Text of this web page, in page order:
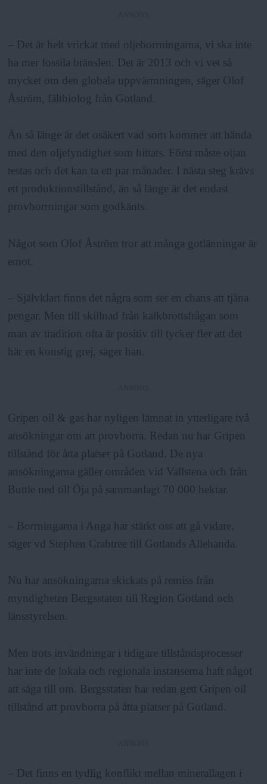
– Det är helt vrickat med oljeborrningarna, vi ska inte
ha mer fossila bränslen. Det är 2013 och vi vet så
mycket om den globala uppvärmningen, säger Olof
Åström, fältbiolog från Gotland.
Än så länge är det osäkert vad som kommer att hända
med den oljefyndighet som hittats. Först måste oljan
testas och det kan ta ett par månader. I nästa steg krävs
ett produktionstillstånd, än så länge är det endast
provborrningar som godkänts.
Något som Olof Åström tror att många gotlänningar är
emot.
– Självklart finns det några som ser en chans att tjäna
pengar. Men till skillnad från kalkbrottsfrågan som
man av tradition ofta är positiv till tycker fler att det
här en konstig grej, säger han.
Gripen oil & gas har nyligen lämnat in ytterligare två
ansökningar om att provborra. Redan nu har Gripen
tillstånd för åtta platser på Gotland. De nya
ansökningarna gäller områden vid Vallstena och från
Buttle ned till Öja på sammanlagt 70 000 hektar.
– Borrningarna i Anga har stärkt oss att gå vidare,
säger vd Stephen Crabtree till Gotlands Allehanda.
Nu har ansökningarna skickats på remiss från
myndigheten Bergsstaten till Region Gotland och
länsstyrelsen.
Men trots invändningar i tidigare tillståndsprocesser
har inte de lokala och regionala instanserna haft något
att säga till om. Bergsstaten har redan gett Gripen oil
tillstånd att provborra på åtta platser på Gotland.
– Det finns en tydlig konflikt mellan minerallagen i